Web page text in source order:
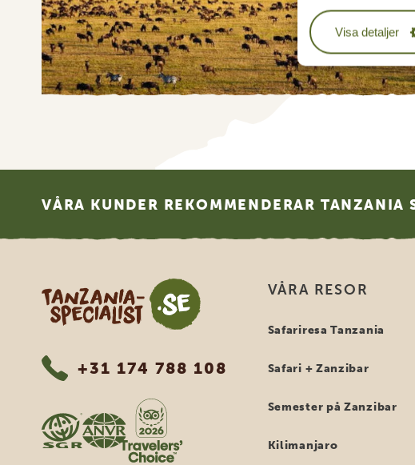
Visa detaljer
VÅRA KUNDER REKOMMENDERAR TANZANIA
Tanzania Specialist
+31 174 788 108
VÅRA RESOR
Safariresa Tanzania
Safari + Zanzibar
Semester på Zanzibar
Kilimanjaro